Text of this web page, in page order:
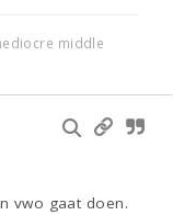
middle
vwo gaat doen.